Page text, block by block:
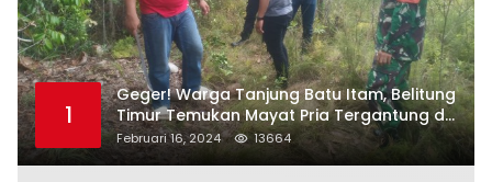
1
Geger! Warga Tanjung Batu Itam, Belitung
Timur Temukan Mayat Pria Tergantung di
Pohon
Februari 16, 2024 13664